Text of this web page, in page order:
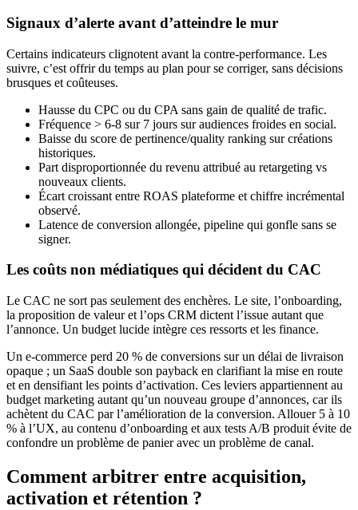
Signaux d’alerte avant d’atteindre le mur
Certains indicateurs clignotent avant la contre-performance. Les
suivre, c’est offrir du temps au plan pour se corriger, sans décisions
brusques et coûteuses.
Hausse du CPC ou du CPA sans gain de qualité de trafic.
Fréquence > 6-8 sur 7 jours sur audiences froides en social.
Baisse du score de pertinence/quality ranking sur créations
historiques.
Part disproportionnée du revenu attribué au retargeting vs
nouveaux clients.
Écart croissant entre ROAS plateforme et chiffre incrémental
observé.
Latence de conversion allongée, pipeline qui gonfle sans se
signer.
Les coûts non médiatiques qui décident du CAC
Le CAC ne sort pas seulement des enchères. Le site, l’onboarding,
la proposition de valeur et l’ops CRM dictent l’issue autant que
l’annonce. Un budget lucide intègre ces ressorts et les finance.
Un e-commerce perd 20 % de conversions sur un délai de livraison
opaque ; un SaaS double son payback en clarifiant la mise en route
et en densifiant les points d’activation. Ces leviers appartiennent au
budget marketing autant qu’un nouveau groupe d’annonces, car ils
achètent du CAC par l’amélioration de la conversion. Allouer 5 à 10
% à l’UX, au contenu d’onboarding et aux tests A/B produit évite de
confondre un problème de panier avec un problème de canal.
Comment arbitrer entre acquisition,
activation et rétention ?